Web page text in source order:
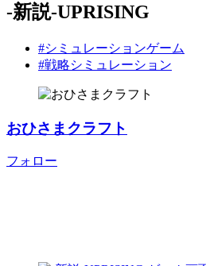
-新説-UPRISING
#シミュレーションゲーム
#戦略シミュレーション
おひさまクラフト
フォロー